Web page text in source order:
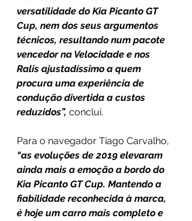
versatilidade do Kia Picanto GT
Cup, nem dos seus argumentos
técnicos, resultando num pacote
vencedor na Velocidade e nos
Ralis ajustadíssimo a quem
procura uma experiência de
condução divertida a custos
reduzidos”, conclui.
Para o navegador Tiago Carvalho,
“as evoluções de 2019 elevaram
ainda mais a emoção a bordo do
Kia Picanto GT Cup. Mantendo a
fiabilidade reconhecida à marca,
é hoje um carro mais completo e